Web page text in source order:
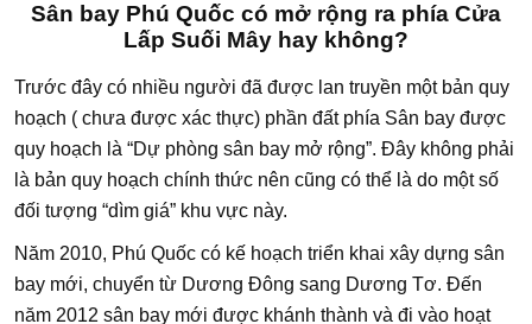
Sân bay Phú Quốc có mở rộng ra phía Cửa
Lấp Suối Mây hay không?
Trước đây có nhiều người đã được lan truyền một bản quy
hoạch ( chưa được xác thực) phần đất phía Sân bay được
quy hoạch là “Dự phòng sân bay mở rộng”. Đây không phải
là bản quy hoạch chính thức nên cũng có thể là do một số
đối tượng “dìm giá” khu vực này.
Năm 2010, Phú Quốc có kế hoạch triển khai xây dựng sân
bay mới, chuyển từ Dương Đông sang Dương Tơ. Đến
năm 2012 sân bay mới được khánh thành và đi vào hoạt